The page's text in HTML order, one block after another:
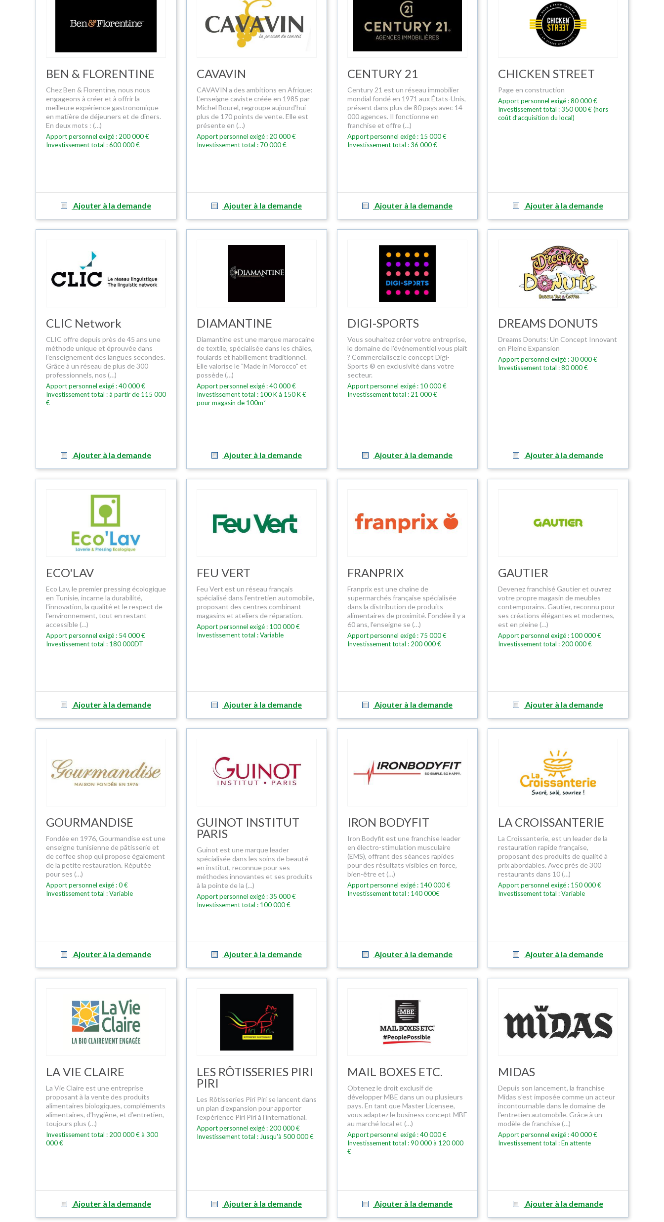
BEN & FLORENTINE
Chez Ben & Florentine, nous nous
engageons à créer et à offrir la
meilleure expérience gastronomique
en matière de déjeuners et de dîners.
En deux mots : (…)
Apport personnel exigé : 200 000 €
Investissement total : 600 000 €
Ajouter à la demande
CAVAVIN
CAVAVIN a des ambitions en Afrique:
L’enseigne caviste créée en 1985 par
Michel Bourel, regroupe aujourd’hui
plus de 170 points de vente. Elle est
présente en (…)
Apport personnel exigé : 20 000 €
Investissement total : 70 000 €
Ajouter à la demande
CENTURY 21
Century 21 est un réseau immobilier
mondial fondé en 1971 aux États-Unis,
présent dans plus de 80 pays avec 14
000 agences. Il fonctionne en
franchise et offre (…)
Apport personnel exigé : 15 000 €
Investissement total : 36 000 €
Ajouter à la demande
CHICKEN STREET
Page en construction
Apport personnel exigé : 80 000 €
Investissement total : 350 000 € (hors
coût d’acquisition du local)
Ajouter à la demande
CLIC Network
CLIC offre depuis près de 45 ans une
méthode unique et éprouvée dans
l’enseignement des langues secondes.
Grâce à un réseau de plus de 300
professionnels, nos (…)
Apport personnel exigé : 40 000 €
Investissement total : à partir de 115 000
€
Ajouter à la demande
DIAMANTINE
Diamantine est une marque marocaine
de textile, spécialisée dans les châles,
foulards et habillement traditionnel.
Elle valorise le "Made in Morocco" et
possède (…)
Apport personnel exigé : 40 000 €
Investissement total : 100 K à 150 K €
pour magasin de 100m²
Ajouter à la demande
DIGI-SPORTS
Vous souhaitez créer votre entreprise,
le domaine de l'événementiel vous plaît
? Commercialisez le concept Digi-
Sports ® en exclusivité dans votre
secteur.
Apport personnel exigé : 10 000 €
Investissement total : 21 000 €
Ajouter à la demande
DREAMS DONUTS
Dreams Donuts: Un Concept Innovant
en Pleine Expansion
Apport personnel exigé : 30 000 €
Investissement total : 80 000 €
Ajouter à la demande
ECO'LAV
Eco Lav, le premier pressing écologique
en Tunisie, incarne la durabilité,
l'innovation, la qualité et le respect de
l'environnement, tout en restant
accessible (…)
Apport personnel exigé : 54 000 €
Investissement total : 180 000DT
Ajouter à la demande
FEU VERT
Feu Vert est un réseau français
spécialisé dans l'entretien automobile,
proposant des centres combinant
magasins et ateliers de réparation.
Apport personnel exigé : 100 000 €
Investissement total : Variable
Ajouter à la demande
FRANPRIX
Franprix est une chaîne de
supermarchés française spécialisée
dans la distribution de produits
alimentaires de proximité. Fondée il y a
60 ans, l'enseigne se (…)
Apport personnel exigé : 75 000 €
Investissement total : 200 000 €
Ajouter à la demande
GAUTIER
Devenez franchisé Gautier et ouvrez
votre propre magasin de meubles
contemporains. Gautier, reconnu pour
ses créations élégantes et modernes,
est en pleine (…)
Apport personnel exigé : 100 000 €
Investissement total : 200 000 €
Ajouter à la demande
GOURMANDISE
Fondée en 1976, Gourmandise est une
enseigne tunisienne de pâtisserie et
de coffee shop qui propose également
de la petite restauration. Réputée
pour ses (…)
Apport personnel exigé : 0 €
Investissement total : Variable
Ajouter à la demande
GUINOT INSTITUT
PARIS
Guinot est une marque leader
spécialisée dans les soins de beauté
en institut, reconnue pour ses
méthodes innovantes et ses produits
à la pointe de la (…)
Apport personnel exigé : 35 000 €
Investissement total : 100 000 €
Ajouter à la demande
IRON BODYFIT
Iron Bodyfit est une franchise leader
en électro-stimulation musculaire
(EMS), offrant des séances rapides
pour des résultats visibles en force,
bien-être et (…)
Apport personnel exigé : 140 000 €
Investissement total : 140 000€
Ajouter à la demande
LA CROISSANTERIE
La Croissanterie, est un leader de la
restauration rapide française,
proposant des produits de qualité à
prix abordables. Avec près de 300
restaurants dans 10 (…)
Apport personnel exigé : 150 000 €
Investissement total : Variable
Ajouter à la demande
LA VIE CLAIRE
La Vie Claire est une entreprise
proposant à la vente des produits
alimentaires biologiques, compléments
alimentaires, d’hygiène, et d’entretien,
toujours plus (…)
Investissement total : 200 000 € à 300
000 €
Ajouter à la demande
LES RÔTISSERIES PIRI
PIRI
Les Rôtisseries Piri Piri se lancent dans
un plan d'expansion pour apporter
l'expérience Piri Piri à l’international.
Apport personnel exigé : 200 000 €
Investissement total : Jusqu'à 500 000 €
Ajouter à la demande
MAIL BOXES ETC.
Obtenez le droit exclusif de
développer MBE dans un ou plusieurs
pays. En tant que Master Licensee,
vous adaptez le business concept MBE
au marché local et (…)
Apport personnel exigé : 40 000 €
Investissement total : 90 000 à 120 000
€
Ajouter à la demande
MIDAS
Depuis son lancement, la franchise
Midas s’est imposée comme un acteur
incontournable dans le domaine de
l'entretien automobile. Grâce à un
modèle de franchise (…)
Apport personnel exigé : 40 000 €
Investissement total : En attente
Ajouter à la demande